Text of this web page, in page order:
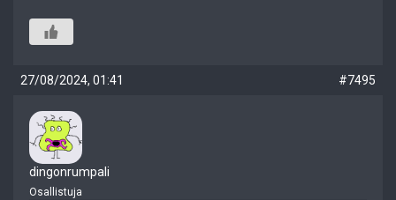
27/08/2024, 01:41 #7495
dingonrumpali
Osallistuja